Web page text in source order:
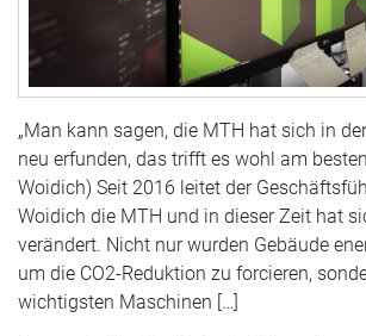
„Man kann sagen, die MTH hat sich in
neu erfunden, das trifft es wohl am
Woidich) Seit 2016 leitet der
Woidich die MTH und in dieser Zeit hat
verändert. Nicht nur wurden Gebäude
um die CO2-Reduktion zu forcieren,
wichtigsten Maschinen […]